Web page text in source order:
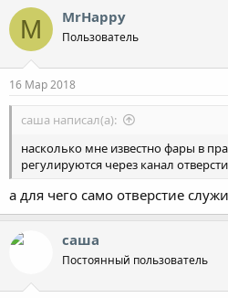
M MrHappy
Пользователь
16 Мар 2018
саша написал(а):
насколько мне известно фары в
регулируются через канал
а для чего само отверстие
саша
Постоянный пользователь